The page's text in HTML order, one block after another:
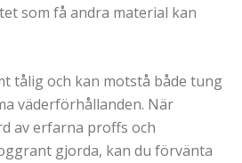
som få andra material kan
tålig och kan motstå både tung
väderförhållanden. När
av erfarna proffs och
gjorda, kan du förvänta